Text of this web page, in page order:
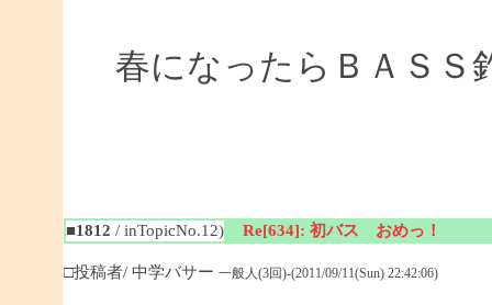
春になったらＢＡＳＳ
■1812 / inTopicNo.12) Re[634]: 初バス おめっ！
□投稿者/ 中学バサー 一般人(3回)-(2011/09/11(Sun) 22:42:06)